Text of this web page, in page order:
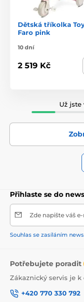
Dětská tříkolka
Faro pink
10 dní
2 519 Kč
Už jste
Přihlaste se do
Zde napište váš
Souhlas se zasíláním
Potřebujete poradit
Zákaznický servis je k
+420 770 330 792